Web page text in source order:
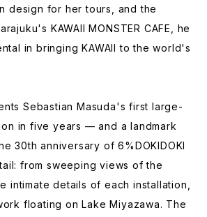
design for her tours, and the
KAWAII MONSTER CAFE, he
in bringing KAWAII to the world's
Sebastian Masuda's first large-
in five years — and a landmark
30th anniversary of 6%DOKIDOKI
from sweeping views of the
intimate details of each installation,
floating on Lake Miyazawa. The